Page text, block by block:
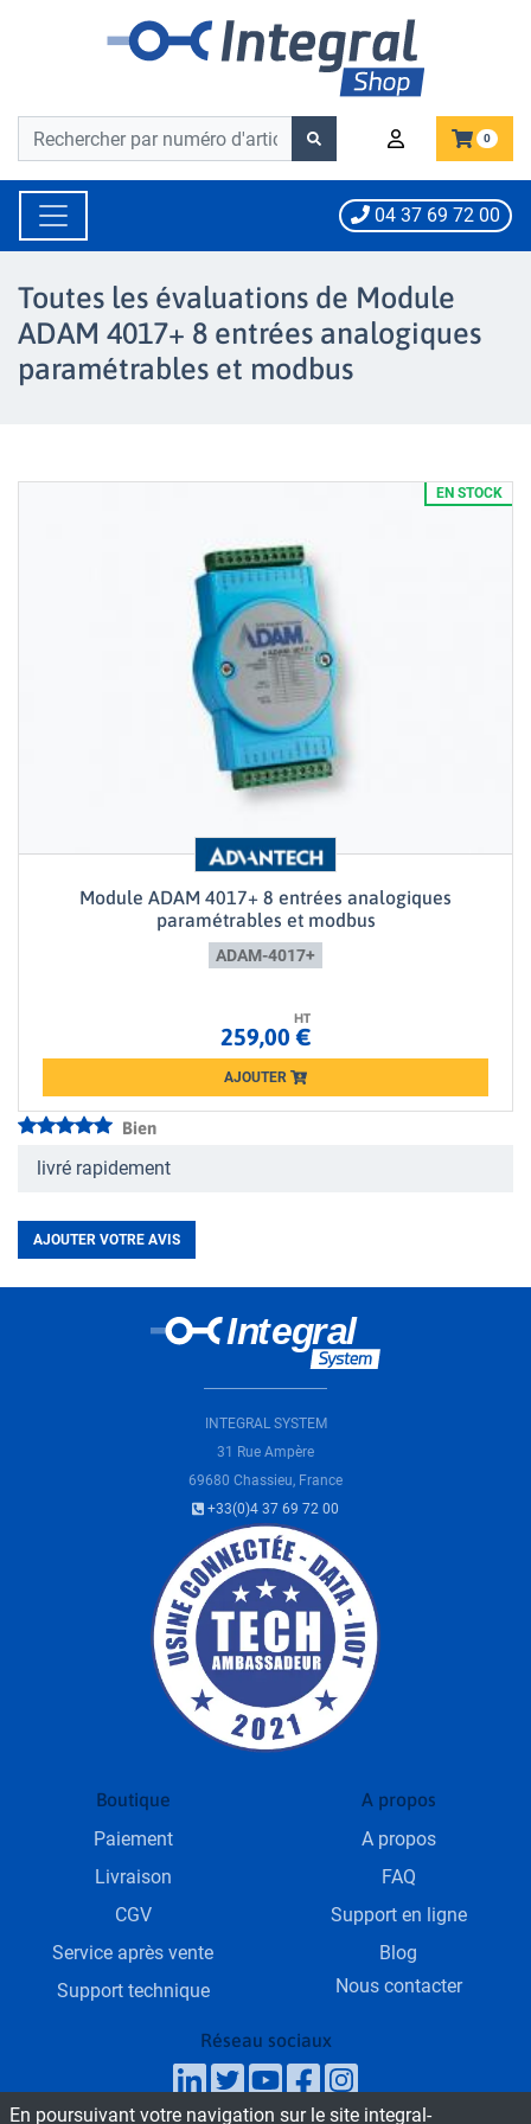
Barre de recherche
Barre de recherche 0
04 37 69 72 00
Toutes les évaluations de Module
ADAM 4017+ 8 entrées analogiques
paramétrables et modbus
EN STOCK
Module ADAM 4017+ 8 entrées analogiques
paramétrables et modbus
ADAM-4017+
HT
259,00 €
AJOUTER
Loading...
Bien
livré rapidement
AJOUTER VOTRE AVIS
INTEGRAL SYSTEM
31 Rue Ampère
69680 Chassieu, France
+33(0)4 37 69 72 00
Boutique
Paiement
Livraison
CGV
Service après vente
Support technique
A propos
A propos
FAQ
Support en ligne
Blog
Nous contacter
Réseau sociaux
En poursuivant votre navigation sur le site integral-